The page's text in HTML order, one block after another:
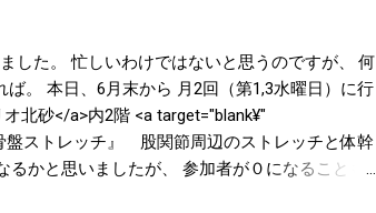
した。 忙しいわけではないと思うのですが、 何
。 本日、6月末から 月2回（第1,3水曜日）に行
北砂</a>内2階 <a target="blank¥"
盤ストレッチ』 股関節周辺のストレッチと体幹
かと思いましたが、 参加者が０になることも